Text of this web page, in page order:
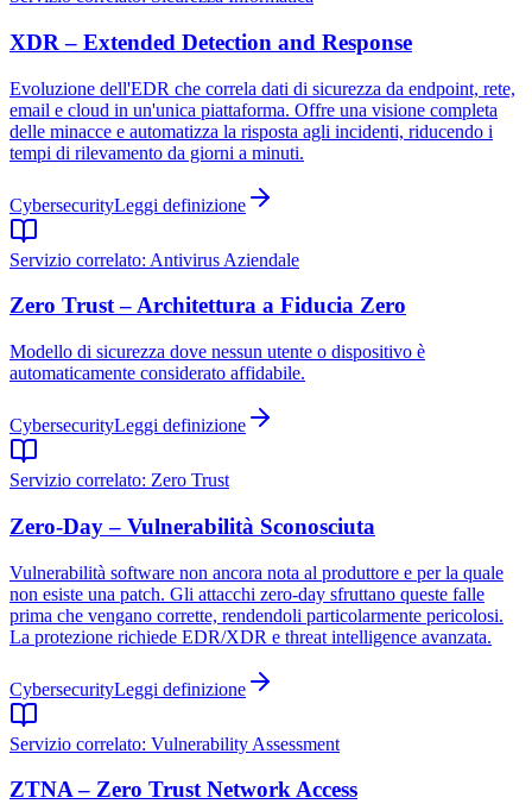
XDR – Extended Detection and Response
Evoluzione dell'EDR che correla dati di sicurezza da endpoint, rete,
email e cloud in un'unica piattaforma. Offre una visione completa
delle minacce e automatizza la risposta agli incidenti, riducendo i
tempi di rilevamento da giorni a minuti.
CybersecurityLeggi definizione
Servizio correlato: Antivirus Aziendale
Zero Trust – Architettura a Fiducia Zero
Modello di sicurezza dove nessun utente o dispositivo è
automaticamente considerato affidabile.
CybersecurityLeggi definizione
Servizio correlato: Zero Trust
Zero-Day – Vulnerabilità Sconosciuta
Vulnerabilità software non ancora nota al produttore e per la quale
non esiste una patch. Gli attacchi zero-day sfruttano queste falle
prima che vengano corrette, rendendoli particolarmente pericolosi.
La protezione richiede EDR/XDR e threat intelligence avanzata.
CybersecurityLeggi definizione
Servizio correlato: Vulnerability Assessment
ZTNA – Zero Trust Network Access